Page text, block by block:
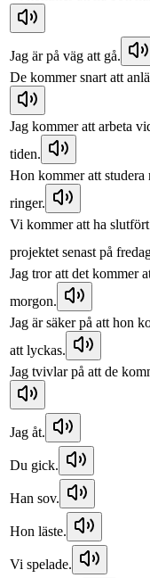
Jag är på väg att gå.
De kommer snart att
Jag kommer att arbeta
tiden.
Hon kommer att studera
ringer.
Vi kommer att ha slutfört
projektet senast på
Jag tror att det kommer
morgon.
Jag är säker på att hon
att lyckas.
Jag tvivlar på att de
Jag åt.
Du gick.
Han sov.
Hon läste.
Vi spelade.